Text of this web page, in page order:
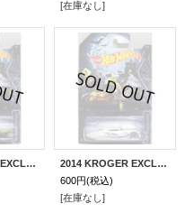
[在庫なし]
2014 KROGER EXCLUSIVE HALLOWEEN 【'57 PLYMOUTH FURY】 DK.GREEN/PR5
2014 KROGER EXCLUSIVE HALLOWEEN 【FORD GANGSTER GRIN】 WHITE/10SP
600円(税込)
[在庫なし]